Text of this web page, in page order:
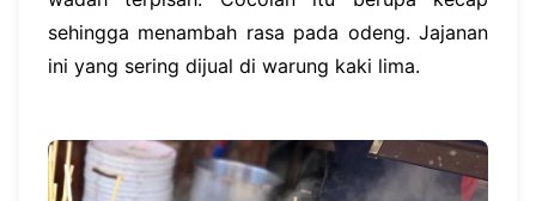
sehingga menambah rasa pada odeng. Jajanan
ini yang sering dijual di warung kaki lima.